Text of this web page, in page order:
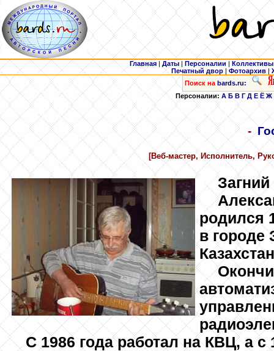
Главная | Даты | Персоналии | Коллективы
Печатный двор |Фотоархив |
Поиск на bards.ru:
Персоналии: А Б В Г Д Е Ё Ж
-
[Веб-мастер, Исполнитель,
Загний
родился
в городе
С 1986 года работал на КВЦ, а с